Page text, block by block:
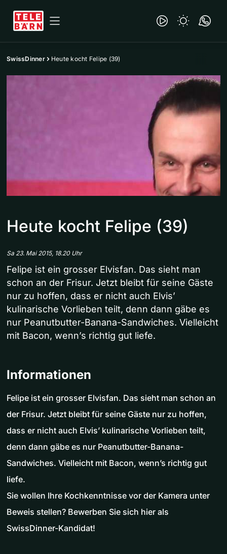
SwissDinner Heute kocht Felipe (39)
Heute kocht Felipe (39)
Sa 23. Mai 2015, 18.20 Uhr
Felipe ist ein grosser Elvisfan. Das sieht man
schon an der Frisur. Jetzt bleibt für seine Gäste
nur zu hoffen, dass er nicht auch Elvis’
kulinarische Vorlieben teilt, denn dann gäbe es
nur Peanutbutter-Banana-Sandwiches. Vielleicht
mit Bacon, wenn’s richtig gut liefe.
Informationen
Felipe ist ein grosser Elvisfan. Das sieht man schon an
der Frisur. Jetzt bleibt für seine Gäste nur zu hoffen,
dass er nicht auch Elvis’ kulinarische Vorlieben teilt,
denn dann gäbe es nur Peanutbutter-Banana-
Sandwiches. Vielleicht mit Bacon, wenn’s richtig gut
liefe.
Sie wollen Ihre Kochkenntnisse vor der Kamera unter
Beweis stellen? Bewerben Sie sich hier als
SwissDinner-Kandidat!